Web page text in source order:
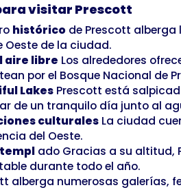
visitar Prescott
histórico de Prescott
Oeste de la ciudad.
aire libre Los alrededores
por el Bosque Nacional de
Lakes Prescott está
de un tranquilo día junto al
culturales La ciudad
del Oeste.
ado Gracias a su altitud,
durante todo el año.
alberga numerosas galerías,